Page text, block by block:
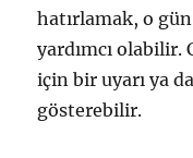
hatırlamak, o
yardımcı olabilir.
için bir uyarı ya
gösterebilir.